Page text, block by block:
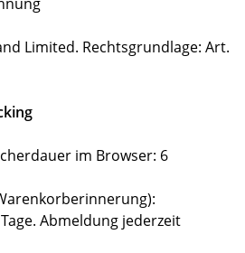
Limited. Rechtsgrundlage: Art.
im Browser: 6
Abmeldung jederzeit